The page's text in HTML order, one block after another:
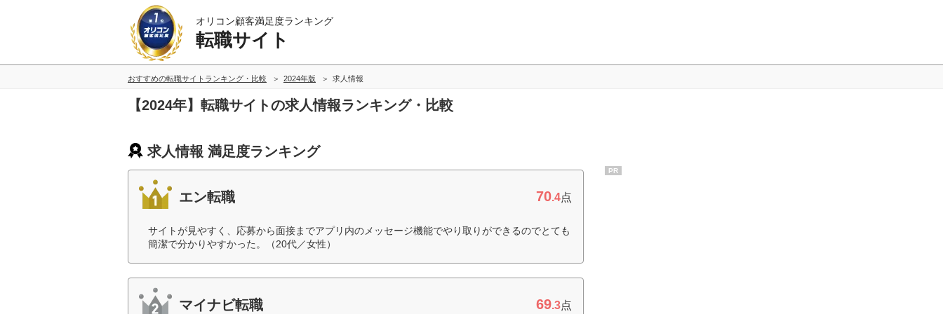
オリコン顧客満足度ランキング
転職サイト
おすすめの転職サイトランキング・比較 2024年版 求人情報
【2024年】転職サイトの求人情報ランキング・比較
求人情報 満足度ランキング
エン転職 70.4点
サイトが見やすく、応募から面接までアプリ内のメッセージ機能でやり取りができるのでとても
簡潔で分かりやすかった。（20代／女性）
マイナビ転職 69.3点
PR